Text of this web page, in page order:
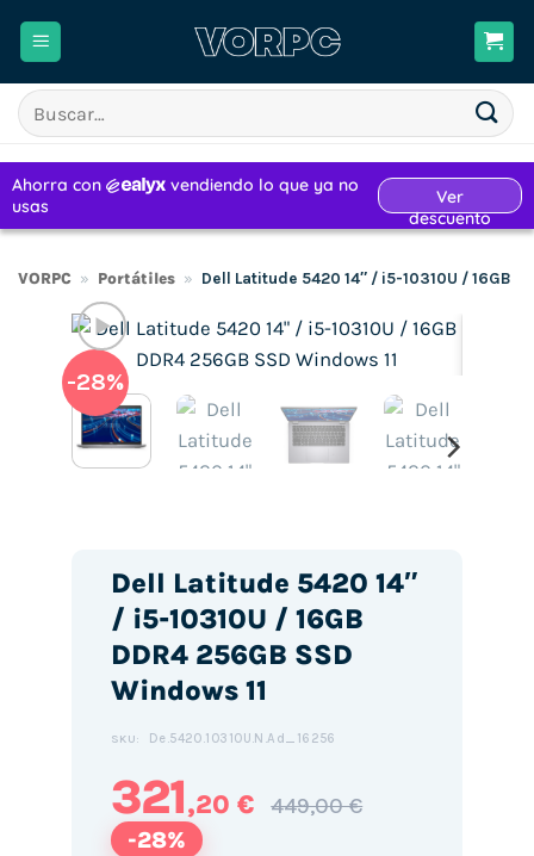
Buscar
por:
VORPC » Portátiles » Dell Latitude 5420 14″ / i5-10310U / 16GB
-28%
Dell Latitude 5420 14″
/ i5-10310U / 16GB
DDR4 256GB SSD
Windows 11
SKU: De.5420.10310U.N.Ad_16256
321,20 € 449,00 €
-28%